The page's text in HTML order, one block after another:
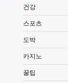
건강
스포츠
도박
카지노
꿀팁